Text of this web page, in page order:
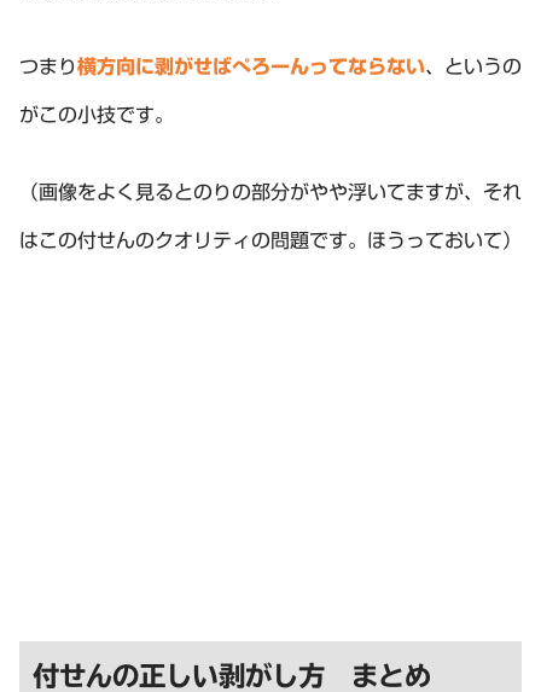
つまり横方向に剥がせばぺろーんってならない、というの
がこの小技です。
（画像をよく見るとのりの部分がやや浮いてますが、それ
はこの付せんのクオリティの問題です。ほうっておいて）
付せんの正しい剥がし方 まとめ